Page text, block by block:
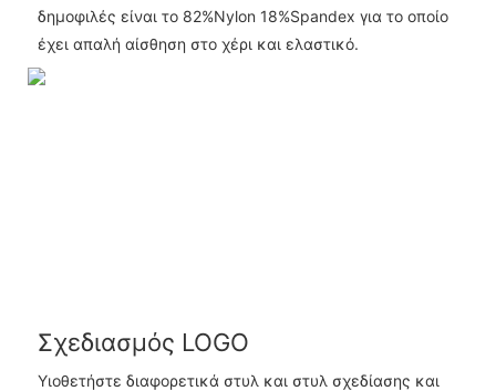
δημοφιλές είναι το 82%Nylon 18%Spandex για το οποίο
έχει απαλή αίσθηση στο χέρι και ελαστικό.
Σχεδιασμός LOGO
Υιοθετήστε διαφορετικά στυλ και στυλ σχεδίασης και